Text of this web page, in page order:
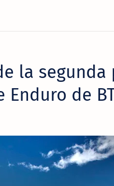
la segunda
de